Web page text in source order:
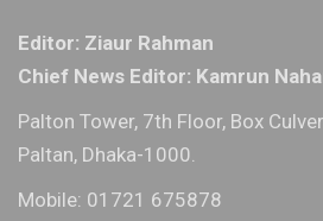
Editor: Ziaur Rahman
Chief News Editor: Kamrun
Palton Tower, 7th Floor, Box
Paltan, Dhaka-1000.
Mobile: 01721 675878